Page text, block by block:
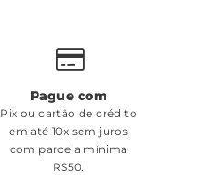
Pague com
Pix ou cartão de crédito
em até 10x sem juros
com parcela mínima
R$50.